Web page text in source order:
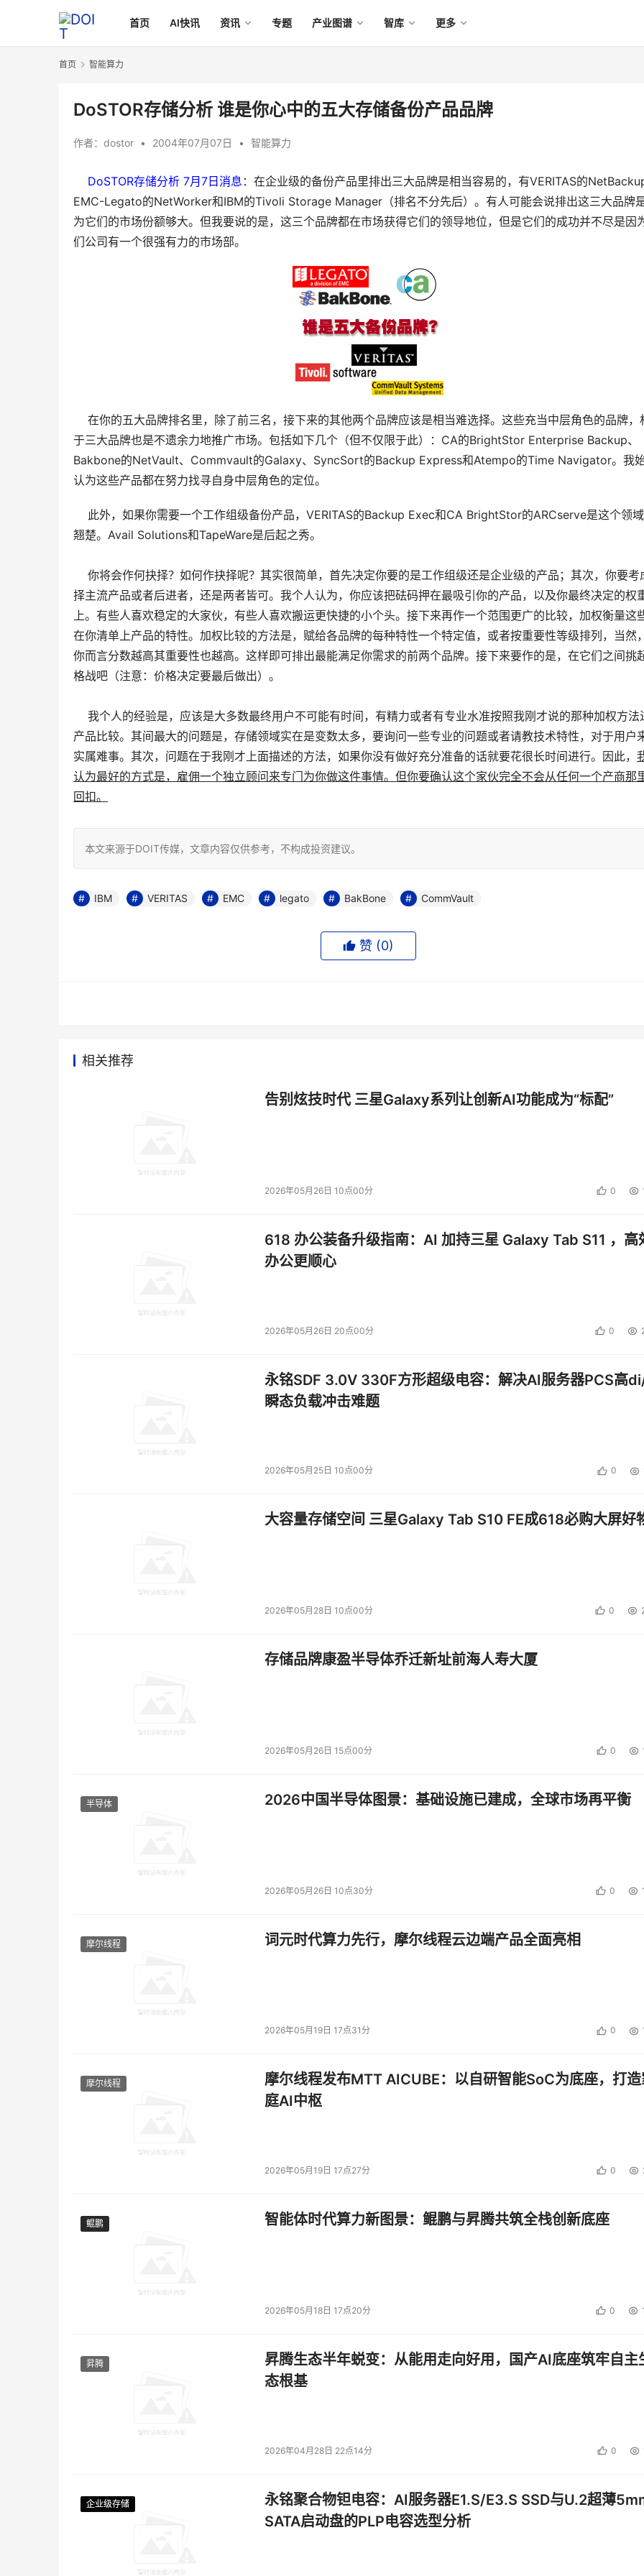
首页 AI快讯 资讯 专题 产业图谱 智库 更多
首页 智能算力
DoSTOR存储分析 谁是你心中的五大存储备份产品品牌
作者： dostor • 2004年07月07日 • 智能算力
DoSTOR存储分析 7月7日消息 ：在企业级的备份产品里排出三大品牌是相当容易的，有VERITAS的NetBackup
EMC-Legato的NetWorker和IBM的Tivoli Storage Manager（排名不分先后）。有人可能会说排出这三大品牌
为它们的市场份额够大。但我要说的是，这三个品牌都在市场获得它们的领导地位，但是它们的成功并不尽是因
们公司有一个很强有力的市场部。
在你的五大品牌排名里，除了前三名，接下来的其他两个品牌应该是相当难选择。这些充当中层角色的品牌，
于三大品牌也是不遗余力地推广市场。包括如下几个（但不仅限于此）：CA的BrightStor Enterprise Backup、
Bakbone的NetVault、Commvault的Galaxy、SyncSort的Backup Express和Atempo的Time Navigator。我
认为这些产品都在努力找寻自身中层角色的定位。
此外，如果你需要一个工作组级备份产品，VERITAS的Backup Exec和CA BrightStor的ARCserve是这个领
翘楚。Avail Solutions和TapeWare是后起之秀。
你将会作何抉择？如何作抉择呢？其实很简单，首先决定你要的是工作组级还是企业级的产品；其次，你要考
择主流产品或者后进者，还是两者皆可。我个人认为，你应该把砝码押在最吸引你的产品，以及你最终决定的权
上。有些人喜欢稳定的大家伙，有些人喜欢搬运更快捷的小个头。接下来再作一个范围更广的比较，加权衡量这
在你清单上产品的特性。加权比较的方法是，赋给各品牌的每种特性一个特定值，或者按重要性等级排列，当然
你而言分数越高其重要性也越高。这样即可排出最能满足你需求的前两个品牌。接下来要作的是，在它们之间挑
格战吧（注意：价格决定要最后做出）。
我个人的经验是，应该是大多数最终用户不可能有时间，有精力或者有专业水准按照我刚才说的那种加权方法
产品比较。其间最大的问题是，存储领域实在是变数太多，要询问一些专业的问题或者请教技术特性，对于用户
实属难事。其次，问题在于我刚才上面描述的方法，如果你没有做好充分准备的话就要花很长时间进行。因此，
认为最好的方式是，雇佣一个独立顾问来专门为你做这件事情。但你要确认这个家伙完全不会从任何一个产商那
回扣。
本文来源于DOIT传媒，文章内容仅供参考，不构成投资建议。
IBM VERITAS EMC legato BakBone CommVault
赞 (0)
相关推荐
告别炫技时代 三星Galaxy系列让创新AI功能成为“标配”
2026年05月26日 10点00分 0
618 办公装备升级指南：AI 加持三星 Galaxy Tab S11 ，高
办公更顺心
2026年05月26日 20点00分 0
永铭SDF 3.0V 330F方形超级电容：解决AI服务器PCS高
瞬态负载冲击难题
2026年05月25日 10点00分 0
大容量存储空间 三星Galaxy Tab S10 FE成618必购大屏好
2026年05月28日 10点00分 0
存储品牌康盈半导体乔迁新址前海人寿大厦
2026年05月26日 15点00分 0
半导体 2026中国半导体图景：基础设施已建成，全球市场再平衡
2026年05月26日 10点30分 0
摩尔线程 词元时代算力先行，摩尔线程云边端产品全面亮相
2026年05月19日 17点31分 0
摩尔线程
摩尔线程发布MTT AICUBE：以自研智能SoC为底座，打
庭AI中枢
2026年05月19日 17点27分 0
鲲鹏
鲲鹏 智能体时代算力新图景：鲲鹏与昇腾共筑全栈创新底座
2026年05月18日 17点20分 0
昇腾
昇腾生态半年蜕变：从能用走向好用，国产AI底座筑牢自主
态根基
2026年04月28日 22点14分 0
企业级存储
企业级存储
企业级存储
企业级存储
永铭聚合物钽电容：AI服务器E1.S/E3.S SSD与U.2超薄
SATA启动盘的PLP电容选型分析